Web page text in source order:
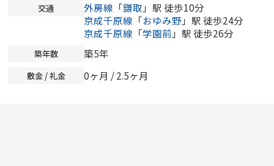
交通 外房線 「鎌取 」駅 徒歩10分
京成千原線 「おゆみ野 」駅 徒歩24分
京成千原線 「学園前 」駅 徒歩26分
築年数 築5年
敷金 / 礼金 0ヶ月 / 2.5ヶ月